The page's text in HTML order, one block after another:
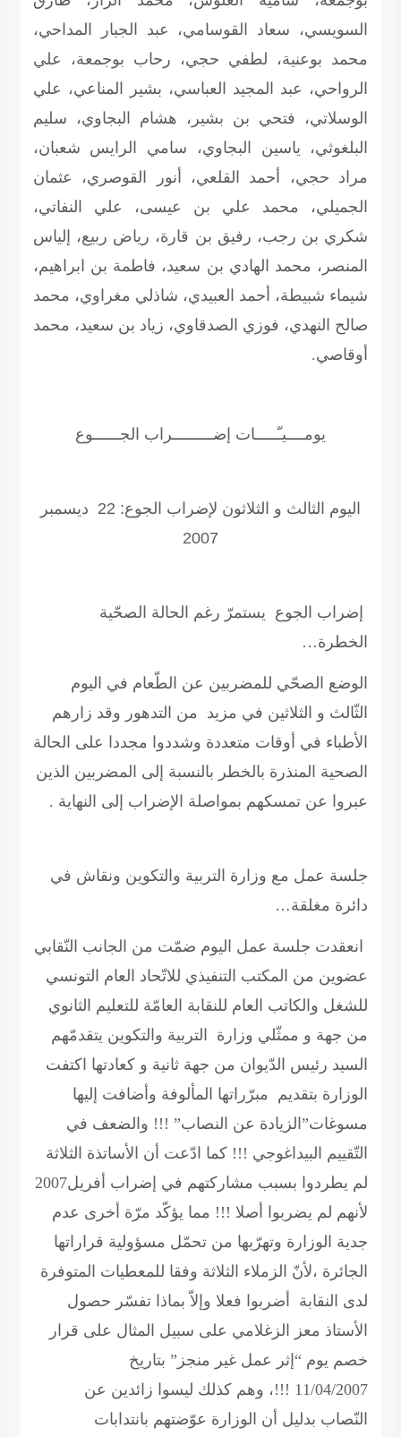
السويسي، سعاد القوسامي، عبد الجبار المداحي،
محمد بوعنية، لطفي حجي، رحاب بوجمعة، علي
الرواحي، عبد المجيد العباسي، بشير المناعي، علي
الوسلاتي، فتحي بن بشير، هشام البجاوي، سليم
البلغوثي، ياسين البجاوي، سامي الرايس شعبان،
مراد حجي، أحمد القلعي، أنور القوصري، عثمان
الجميلي، محمد علي بن عيسى، علي النفاتي،
شكري بن رجب، رفيق بن قارة، رياض ربيع، إلياس
المنصر، محمد الهادي بن سعيد، فاطمة بن ابراهيم،
شيماء شبيطة، أحمد العبيدي، شاذلي مغراوي، محمد
صالح النهدي، فوزي الصدقاوي، زياد بن سعيد، محمد
أوقاصي.
يومــــيـّـــــات إضـــــــــراب الجــــــوع
اليوم الثالث و الثلاثون لإضراب الجوع: 22 ديسمبر
2007
إضراب الجوع يستمرّ رغم الحالة الصحّية
الخطرة…
الوضع الصحّي للمضربين عن الطّعام في اليوم
الثّالث و الثلاثين في مزيد من التدهور وقد زارهم
الأطباء في أوقات متعددة وشددوا مجددا على الحالة
الصحية المنذرة بالخطر بالنسبة إلى المضربين الذين
عبروا عن تمسكهم بمواصلة الإضراب إلى النهاية .
جلسة عمل مع وزارة التربية والتكوين ونقاش في
دائرة مغلقة…
انعقدت جلسة عمل اليوم ضمّت من الجانب النّقابي
عضوين من المكتب التنفيذي للاتّحاد العام التونسي
للشغل والكاتب العام للنقابة العامّة للتعليم الثانوي
من جهة و ممثّلي وزارة التربية والتكوين يتقدمّهم
السيد رئيس الدّيوان من جهة ثانية و كعادتها اكتفت
الوزارة بتقديم مبرّراتها المألوفة وأضافت إليها
مسوغات”الزيادة عن النصاب” !!! والضعف في
التّقييم البيداغوجي !!! كما ادّعت أن الأساتذة الثلاثة
لم يطردوا بسبب مشاركتهم في إضراب أفريل2007
لأنهم لم يضربوا أصلا !!! مما يؤكّد مرّة أخرى عدم
جدية الوزارة وتهرّبها من تحمّل مسؤولية قراراتها
الجائرة ،لأنّ الزملاء الثلاثة وفقا للمعطيات المتوفرة
لدى النقابة أضربوا فعلا وإلاّ بماذا تفسّر حصول
الأستاذ معز الزغلامي على سبيل المثال على قرار
خصم يوم “إثر عمل غير منجز” بتاريخ
11/04/2007 !!!، وهم كذلك ليسوا زائدين عن
النّصاب بدليل أن الوزارة عوّضتهم بانتدابات